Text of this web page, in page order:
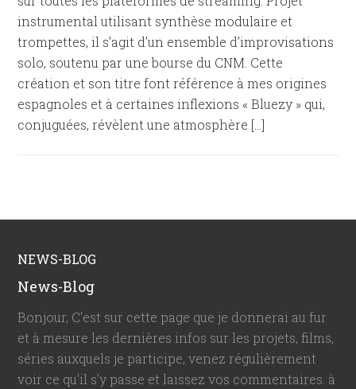
instrumental utilisant synthèse modulaire et
trompettes, il s’agit d’un ensemble d’improvisations
solo, soutenu par une bourse du CNM. Cette
création et son titre font référence à mes origines
espagnoles et à certaines inflexions « Bluezy » qui,
conjuguées, révèlent une atmosphère […]
NEWS-BLOG
News-Blog
Bonjour, C'est sur cette page que je donnerai au fur
et à mesure les dernières infos sur les projets, films,
séries auxquels je participe, venez régulièrement
voir ce qu'il s'y passe et laissez vos commentaires. à